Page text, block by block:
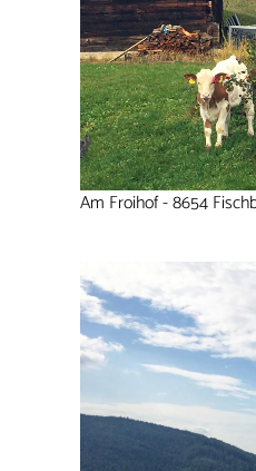
Am Froihof - 8654